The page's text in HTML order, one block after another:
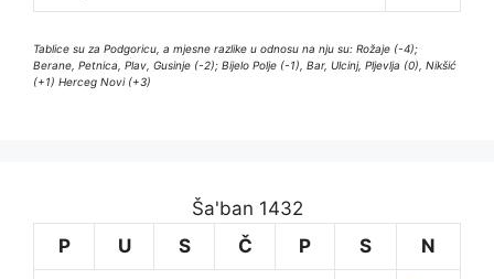
Tablice su za Podgoricu, a mjesne razlike u odnosu na nju su: Rožaje (-4);
Berane, Petnica, Plav, Gusinje (-2); Bijelo Polje (-1), Bar, Ulcinj, Pljevlja (0), Nikšić
(+1) Herceg Novi (+3)
Ša'ban 1432
P
U S Č P S N